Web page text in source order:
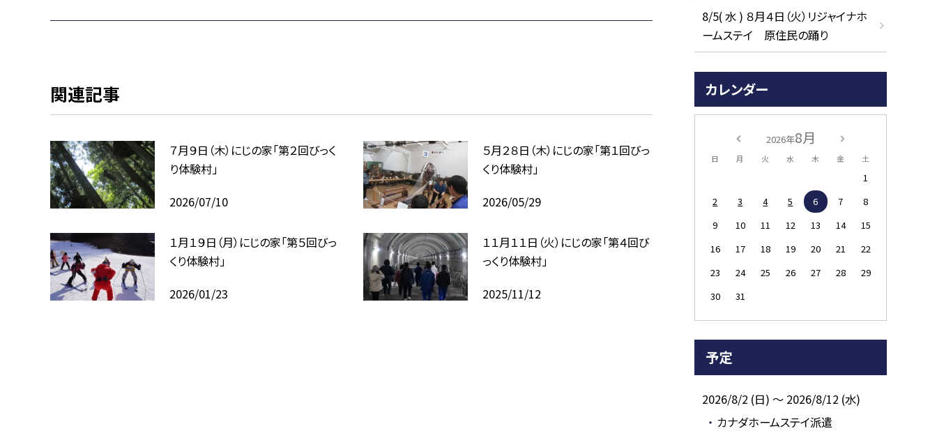
関連記事
７月９日（木）にじの家「第２回びっく
り体験村」
2026/07/10
５月２８日（木）にじの家「第１回びっ
くり体験村」
2026/05/29
１月１９日（月）にじの家「第５回びっ
くり体験村」
2026/01/23
１１月１１日（火）にじの家「第４回び
っくり体験村」
2025/11/12
8/5( 水 ) ８月４日（火）リジャイナホ
ームステイ 原住民の踊り
カレンダー
2026年8月
日 月 火 水 木 金 土
1
2
3 4 5 6 7
8
9
10 11 12 13 14
15
16
17 18 19 20 21
22
23
24 25 26 27 28
29
30
31
予定
2026/8/2 (日) ～ 2026/8/12 (水)
カナダホームステイ派遣